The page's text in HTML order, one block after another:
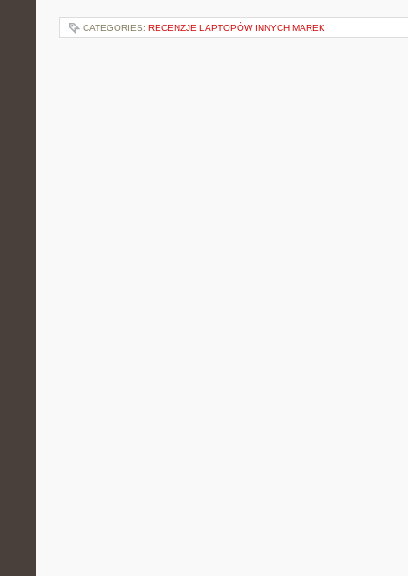
CATEGORIES: RECENZJE LAPTOPÓW INNYCH MAREK